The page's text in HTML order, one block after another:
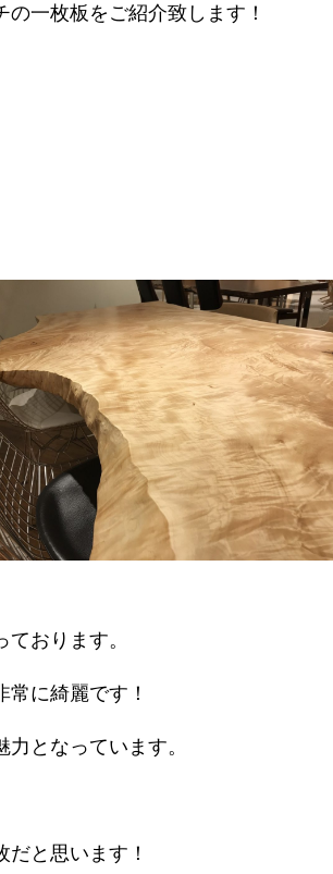
一枚板をご紹介致します！
おります。
に綺麗です！
となっています。
と思います！